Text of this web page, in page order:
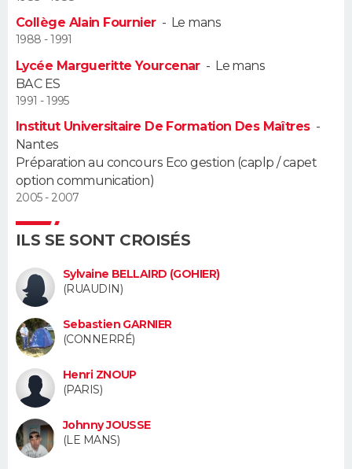
Alimentation
Guide de la santé
Maladies
Médicaments
Sommeil
VOYAGE
Destinations
City break
Voyage nature
Voyage de noces
Forum
Climat
+
PHOTO
BONS PLANS
CARTE DE VOEUX
DICTIONNAIRE
COPAINS D'AVANT
S'inscrire
Se connecter
Lycées
Collèges
Primaires
Universités
Entreprises
Service militaire
Avis de recherche
AVIS DE DÉCÈS
FORUM
Bricolage
Lifestyle
Culture
Sport
Auto
Television
Voyage
Cinema
Collège Alain Fournier- Le mans
1988 - 1991
Lycée Margueritte Yourcenar- Le mans
BAC ES
1991 - 1995
Institut Universitaire De Formation Des Maîtres-
Nantes
Préparation au concours Eco gestion (caplp / capet
option communication)
2005 - 2007
ILS SE SONT CROISÉS
Sylvaine BELLAIRD (GOHIER)
(RUAUDIN)
Sebastien GARNIER
(CONNERRÉ)
Henri ZNOUP
(PARIS)
Johnny JOUSSE
(LE MANS)